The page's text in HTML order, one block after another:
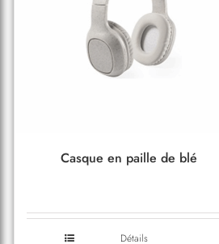
Casque en paille de blé
Détails